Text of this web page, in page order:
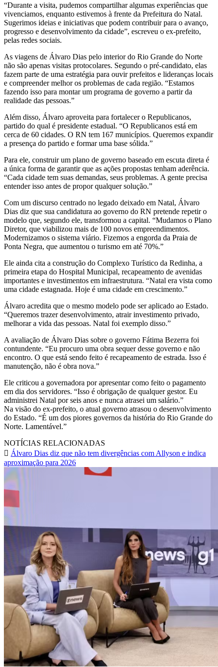
“Durante a visita, pudemos compartilhar algumas experiências que
vivenciamos, enquanto estivemos à frente da Prefeitura do Natal.
Sugerimos ideias e iniciativas que podem contribuir para o avanço,
progresso e desenvolvimento da cidade”, escreveu o ex-prefeito,
pelas redes sociais.
As viagens de Álvaro Dias pelo interior do Rio Grande do Norte
não são apenas visitas protocolares. Segundo o pré-candidato, elas
fazem parte de uma estratégia para ouvir prefeitos e lideranças locais
e compreender melhor os problemas de cada região. “Estamos
fazendo isso para montar um programa de governo a partir da
realidade das pessoas.”
Além disso, Álvaro aproveita para fortalecer o Republicanos,
partido do qual é presidente estadual. “O Republicanos está em
cerca de 60 cidades. O RN tem 167 municípios. Queremos expandir
a presença do partido e formar uma base sólida.”
Para ele, construir um plano de governo baseado em escuta direta é
a única forma de garantir que as ações propostas tenham aderência.
“Cada cidade tem suas demandas, seus problemas. A gente precisa
entender isso antes de propor qualquer solução.”
Com um discurso centrado no legado deixado em Natal, Álvaro
Dias diz que sua candidatura ao governo do RN pretende repetir o
modelo que, segundo ele, transformou a capital. “Mudamos o Plano
Diretor, que viabilizou mais de 100 novos empreendimentos.
Modernizamos o sistema viário. Fizemos a engorda da Praia de
Ponta Negra, que aumentou o turismo em até 70%.”
Ele ainda cita a construção do Complexo Turístico da Redinha, a
primeira etapa do Hospital Municipal, recapeamento de avenidas
importantes e investimentos em infraestrutura. “Natal era vista como
uma cidade estagnada. Hoje é uma cidade em crescimento.”
Álvaro acredita que o mesmo modelo pode ser aplicado ao Estado.
“Queremos trazer desenvolvimento, atrair investimento privado,
melhorar a vida das pessoas. Natal foi exemplo disso.”
A avaliação de Álvaro Dias sobre o governo Fátima Bezerra foi
contundente. “Eu procuro uma obra sequer desse governo e não
encontro. O que está sendo feito é recapeamento de estrada. Isso é
manutenção, não é obra nova.”
Ele criticou a governadora por apresentar como feito o pagamento
em dia dos servidores. “Isso é obrigação de qualquer gestor. Eu
administrei Natal por seis anos e nunca atrasei um salário.”
Na visão do ex-prefeito, o atual governo atrasou o desenvolvimento
do Estado. “É um dos piores governos da história do Rio Grande do
Norte. Lamentável.”
NOTÍCIAS RELACIONADAS
Álvaro Dias diz que não tem divergências com Allyson e indica
aproximação para 2026